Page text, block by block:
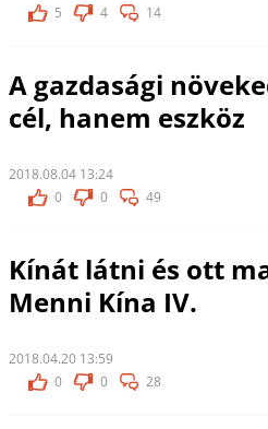
5
4 14
A gazdasági
cél, hanem eszköz
2018.08.04 13:24
0
0 49
Kínát látni és ott
Menni Kína IV.
2018.04.20 13:59
0
0 28